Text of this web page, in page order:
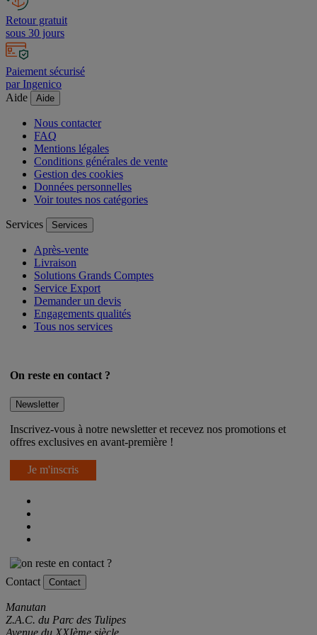
Retour gratuit
sous 30 jours
Paiement sécurisé
par Ingenico
Aide
Aide
Nous contacter
FAQ
Mentions légales
Conditions générales de vente
Gestion des cookies
Données personnelles
Voir toutes nos catégories
Services Services
Après-vente
Livraison
Solutions Grands Comptes
Service Export
Demander un devis
Engagements qualités
Tous nos services
On reste en contact ?
Newsletter
Inscrivez-vous à notre newsletter et recevez nos promotions et
offres exclusives en avant-première !
Je m'inscris
Contact Contact
Manutan
Z.A.C. du Parc des Tulipes
Avenue du XXIème siècle